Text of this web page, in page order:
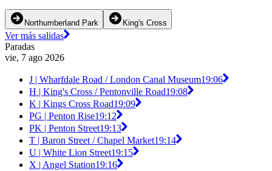
Northumberland Park King's Cross
Ver más salidas
Paradas
vie, 7 ago 2026
J | Wharfdale Road / London Canal Museum19:06
H | King's Cross / Pentonville Road19:08
K | Kings Cross Road19:09
PG | Penton Rise19:12
PK | Penton Street19:13
T | Baron Street / Chapel Market19:14
U | White Lion Street19:15
X | Angel Station19:16